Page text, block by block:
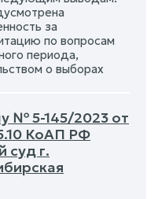
за
по вопросам
периода,
о выборах
№ 5-145/2023 от
КоАП РФ
суд г.